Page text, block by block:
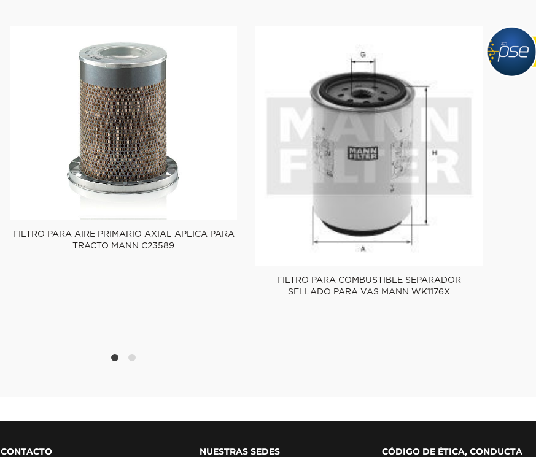
FILTRO PARA AIRE PRIMARIO AXIAL APLICA PARA
TRACTO MANN C23589
FILTRO PARA COMBUSTIBLE SEPARADOR
SELLADO PARA VAS MANN WK1176X
CONTACTO NUESTRAS SEDES CÓDIGO DE ÉTICA, CONDUCTA